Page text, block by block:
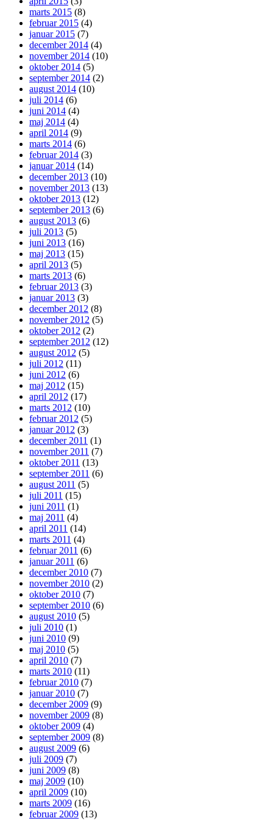
marts 2015 (8)
februar 2015 (4)
januar 2015 (7)
december 2014 (4)
november 2014 (10)
oktober 2014 (5)
september 2014 (2)
august 2014 (10)
juli 2014 (6)
juni 2014 (4)
maj 2014 (4)
april 2014 (9)
marts 2014 (6)
februar 2014 (3)
januar 2014 (14)
december 2013 (10)
november 2013 (13)
oktober 2013 (12)
september 2013 (6)
august 2013 (6)
juli 2013 (5)
juni 2013 (16)
maj 2013 (15)
april 2013 (5)
marts 2013 (6)
februar 2013 (3)
januar 2013 (3)
december 2012 (8)
november 2012 (5)
oktober 2012 (2)
september 2012 (12)
august 2012 (5)
juli 2012 (11)
juni 2012 (6)
maj 2012 (15)
april 2012 (17)
marts 2012 (10)
februar 2012 (5)
januar 2012 (3)
december 2011 (1)
november 2011 (7)
oktober 2011 (13)
september 2011 (6)
august 2011 (5)
juli 2011 (15)
juni 2011 (1)
maj 2011 (4)
april 2011 (14)
marts 2011 (4)
februar 2011 (6)
januar 2011 (6)
december 2010 (7)
november 2010 (2)
oktober 2010 (7)
september 2010 (6)
august 2010 (5)
juli 2010 (1)
juni 2010 (9)
maj 2010 (5)
april 2010 (7)
marts 2010 (11)
februar 2010 (7)
januar 2010 (7)
december 2009 (9)
november 2009 (8)
oktober 2009 (4)
september 2009 (8)
august 2009 (6)
juli 2009 (7)
juni 2009 (8)
maj 2009 (10)
april 2009 (10)
marts 2009 (16)
februar 2009 (13)